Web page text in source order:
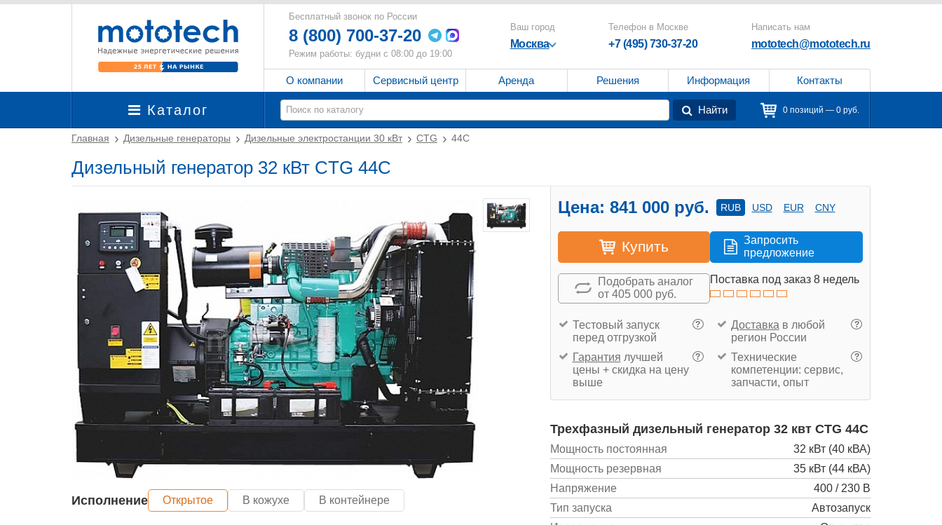
Бесплатный звонок по России
8 (800) 700-37-20
Режим работы: будни с 08:00 до 19:00
Ваш город
Москва
Телефон в Москве
+7 (495) 730-37-20
Написать нам
mototech@mototech.ru
О компании Сервисный центр Аренда Решения Информация Контакты
Каталог Найти 0 позиций — 0 руб.
Главная Дизельные генераторы Дизельные электростанции 30 кВт CTG 44C
Дизельный генератор 32 кВт CTG 44C
Исполнение Открытое В кожухе В контейнере
Цена: 841 000 руб. RUB USD EUR CNY
Купить
Запросить
предложение
Подобрать аналог
от 405 000 руб.
Поставка под заказ 8 недель
?
Тестовый запуск
перед отгрузкой
?
Доставка в любой
регион России
?
Гарантия лучшей
цены + скидка на цену
выше
?
Технические
компетенции: сервис,
запчасти, опыт
Трехфазный дизельный генератор 32 квт CTG 44C
Мощность постоянная
32 кВт (40 кВА)
Мощность резервная
35 кВт (44 кВА)
Напряжение
400 / 230 В
Тип запуска
Автозапуск